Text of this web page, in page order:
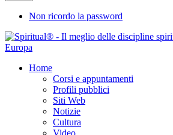
Non ricordo la password
Home
Corsi e appuntamenti
Profili pubblici
Siti Web
Notizie
Cultura
Video